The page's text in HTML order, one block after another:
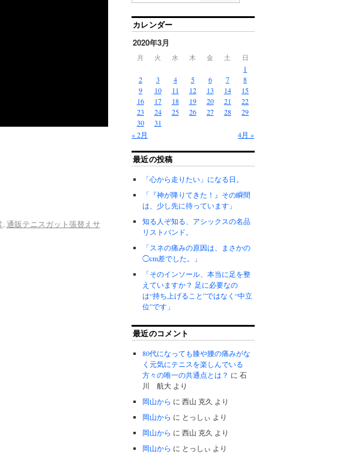
,通販テニスガット張替えサ
カレンダー
2020年3月
月 火 水 木 金 土 日
« 2月 4月 »
1
2
3 4 5 6 7
8
9
10 11 12 13 14
15
16
17 18 19 20 21
22
23
24 25 26 27 28
29
30
31
最近の投稿
「心から走りたい」になる日。
「『神が降りてきた！』その瞬間
は、少し先に待っています」
知る人ぞ知る、アシックスの名品
リストバンド。
「スネの痛みの原因は、まさかの
◯cm差でした。」
「そのインソール、本当に足を整
えていますか？ 足に必要なの
は“持ち上げること”ではなく“中立
位”です」
最近のコメント
80代になっても膝や腰の痛みがな
く元気にテニスを楽しんでいる
方々の唯一の共通点とは？ に石
川 航大 より
岡山から に西山 克久 より
岡山から に とっしぃ より
岡山から に西山 克久 より
岡山から に とっしぃ より